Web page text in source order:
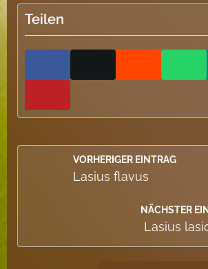
Teilen
VORHERIGER EINTRAG
Lasius flavus
NÄCHSTER
Lasius